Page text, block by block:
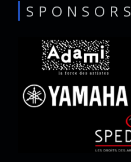
SPONSORS